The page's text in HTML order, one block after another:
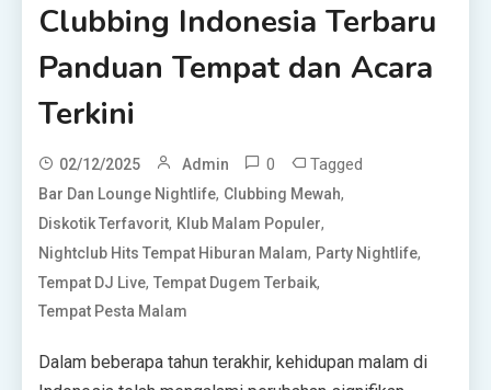
Clubbing Indonesia Terbaru
Panduan Tempat dan Acara
Terkini
02/12/2025 Admin 0 Tagged
Bar Dan Lounge Nightlife, Clubbing Mewah,
Diskotik Terfavorit, Klub Malam Populer,
Nightclub Hits Tempat Hiburan Malam, Party Nightlife,
Tempat DJ Live,Tempat Dugem Terbaik,
Tempat Pesta Malam
Dalam beberapa tahun terakhir, kehidupan malam di